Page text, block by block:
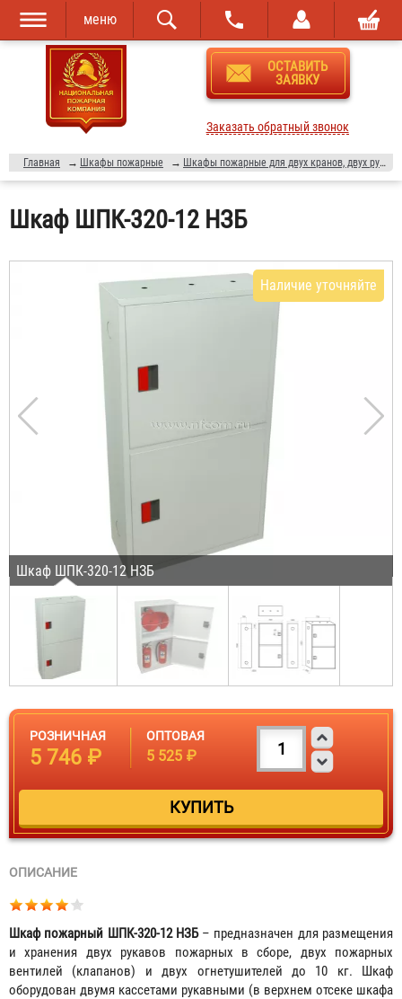
Перейти к
основному
содержанию
Skip to
navigation
меню
ОСТАВИТЬ
ЗАЯВКУ
Заказать обратный звонок
Главная → Шкафы пожарные → Шкафы пожарные для двух кранов, двух рукавов и двух огнетушителей (ШПК-320-12)
Шкаф ШПК-320-12 НЗБ
Шкаф ШПК-320-12 НЗБ
Наличие уточняйте
РОЗНИЧНАЯ
5 746 ₽
ОПТОВАЯ
5 525 ₽
ОПИСАНИЕ
Шкаф пожарный ШПК-320-12 НЗБ– предназначен для размещения
и хранения двух рукавов пожарных в сборе, двух пожарных
вентилей (клапанов) и двух огнетушителей до 10 кг. Шкаф
оборудован двумя кассетами рукавными (в верхнем отсеке шкафа